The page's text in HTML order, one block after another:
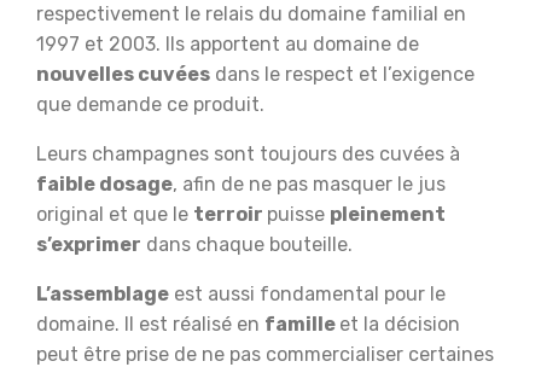
respectivement le relais du domaine familial en
1997 et 2003. Ils apportent au domaine de
nouvelles cuvées dans le respect et l’exigence
que demande ce produit.
Leurs champagnes sont toujours des cuvées à
faible dosage, afin de ne pas masquer le jus
original et que le terroir puisse pleinement
s’exprimer dans chaque bouteille.
L’assemblage est aussi fondamental pour le
domaine. Il est réalisé en famille et la décision
peut être prise de ne pas commercialiser certaines